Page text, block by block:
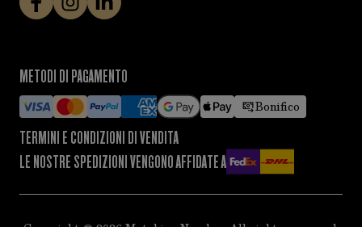
METODI DI PAGAMENTO
Bonifico
TERMINI E CONDIZIONI DI VENDITA
LE NOSTRE SPEDIZIONI VENGONO AFFIDATE A